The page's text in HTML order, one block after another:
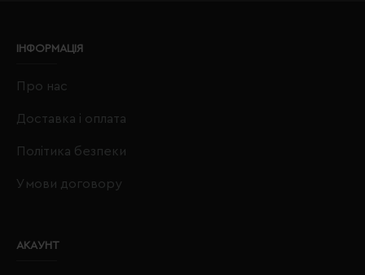
ІНФОРМАЦІЯ
Про нас
Доставка і оплата
Політика безпеки
Умови договору
АКАУНТ